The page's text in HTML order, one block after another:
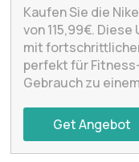
Kaufen Sie die
von 115,99€.
mit
perfekt für
Gebrauch zu
Get Angebot